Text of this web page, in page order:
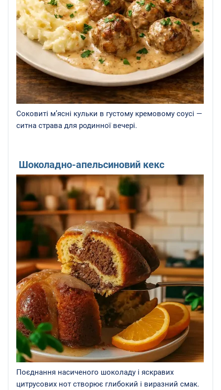
Соковиті м’ясні кульки в густому кремовому соусі —
ситна страва для родинної вечері.
Шоколадно-апельсиновий кекс
Поєднання насиченого шоколаду і яскравих
цитрусових нот створює глибокий і виразний смак.